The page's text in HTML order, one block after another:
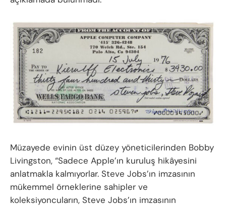
Müzayede evinin üst düzey yöneticilerinden Bobby
Livingston, “Sadece Apple’ın kuruluş hikâyesini
anlatmakla kalmıyorlar. Steve Jobs’ın imzasının
mükemmel örneklerine sahipler ve
koleksiyoncuların, Steve Jobs’ın imzasının